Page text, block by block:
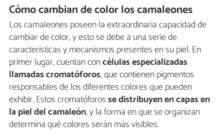
Cómo cambian de color los camaleones
Los camaleones poseen la extraordinaria capacidad de
cambiar de color, y esto se debe a una serie de
características y mecanismos presentes en su piel. En
primer lugar, cuentan concélulas especializadas
llamadas cromatóforos, que contienen pigmentos
responsables de los diferentes colores que pueden
exhibir. Estos cromatóforosse distribuyen en capas en
la piel del camaleón, y la forma en que se organizan
determina qué colores serán más visibles.